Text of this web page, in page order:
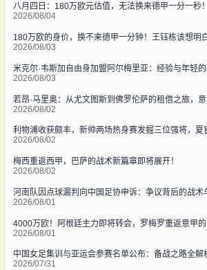
2026/08/04
180万欧的身价，换不来德甲一分钟！王钰栋该想明
2026/08/03
2026/08/03
若昂·马里奥：从尤文图斯到佛罗伦萨的租借之旅，
2026/08/02
利物浦收获颇丰，新帅两场热身赛发掘三位强将，夏
2026/08/02
梅西重返西甲，巴萨的战术新篇章即将展开！
2026/08/02
河南队因点球漏判向中国足协申诉：争议背后的战术
2026/08/01
4000万欧！阿根廷主力即将转会，罗梅罗重返意甲
2026/08/01
中国女足集训与亚运会参赛名单公布：备战之路全解
2026/07/31